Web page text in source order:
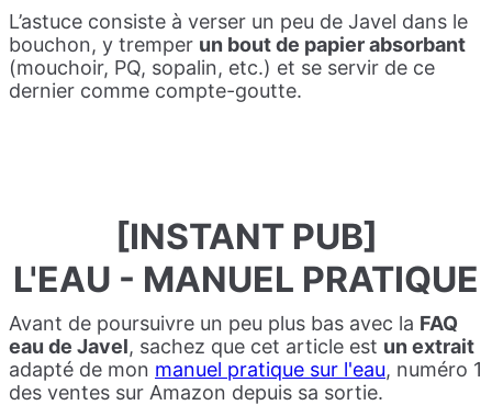
L’astuce consiste à verser un peu de Javel dans le
bouchon, y tremper un bout de papier absorbant
(mouchoir, PQ, sopalin, etc.) et se servir de ce
dernier comme compte-goutte.
[INSTANT PUB]
L'EAU - MANUEL PRATIQUE
Avant de poursuivre un peu plus bas avec la FAQ
eau de Javel, sachez que cet article est un extrait
adapté de mon manuel pratique sur l'eau, numéro 1
des ventes sur Amazon depuis sa sortie.